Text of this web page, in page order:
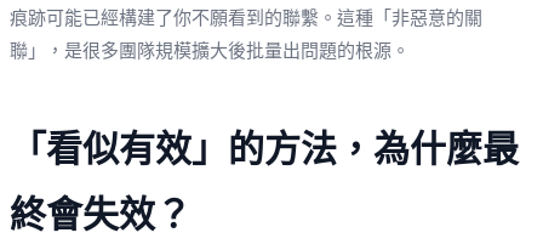
痕跡可能已經構建了你不願看到的聯繫。這種「非惡意的關
聯」，是很多團隊規模擴大後批量出問題的根源。
「看似有效」的方法，為什麼最
終會失效？